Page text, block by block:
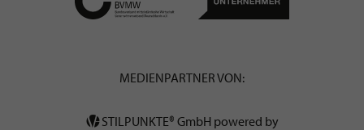
MEDIENPARTNER VON:
STILPUNKTE® GmbH powered by